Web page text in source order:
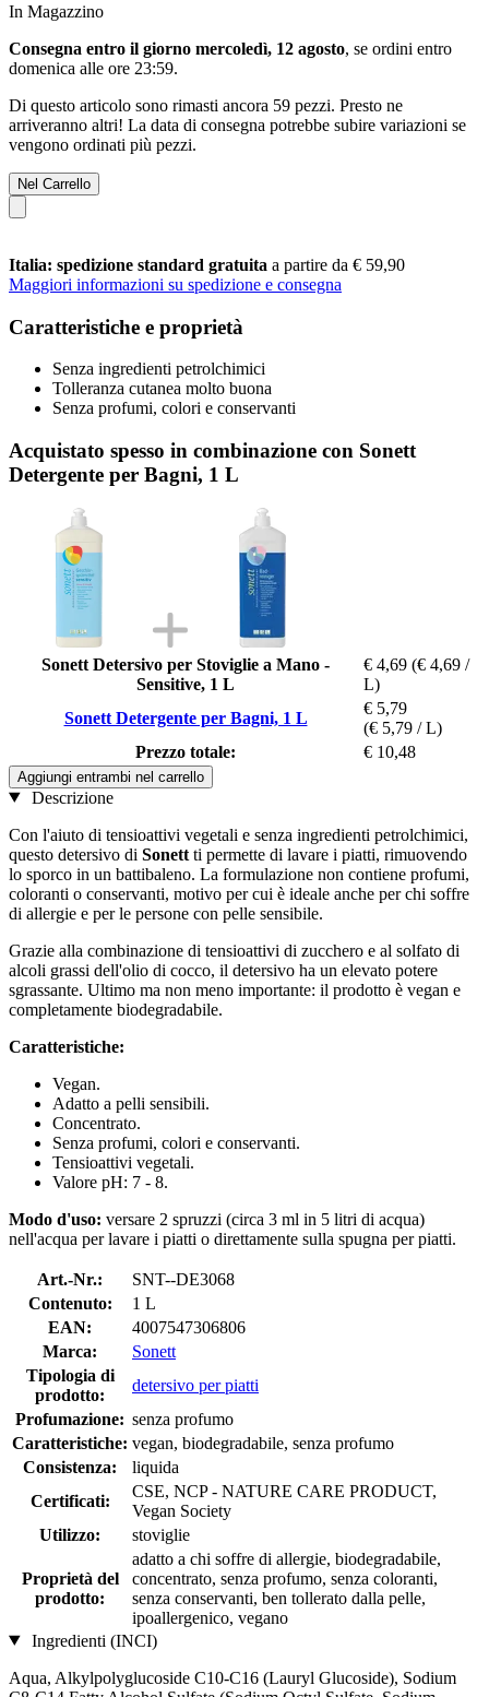
In Magazzino
Consegna entro il giorno mercoledì, 12 agosto, se ordini entro
domenica alle ore 23:59.
Di questo articolo sono rimasti ancora 59 pezzi. Presto ne
arriveranno altri! La data di consegna potrebbe subire variazioni se
vengono ordinati più pezzi.
Nel Carrello
Italia: spedizione standard gratuita a partire da € 59,90
Maggiori informazioni su spedizione e consegna
Caratteristiche e proprietà
Senza ingredienti petrolchimici
Tolleranza cutanea molto buona
Senza profumi, colori e conservanti
Acquistato spesso in combinazione con Sonett
Detergente per Bagni, 1 L
Sonett Detersivo per Stoviglie a Mano -
Sensitive, 1 L
€ 4,69 (€ 4,69 /
L)
Sonett Detergente per Bagni, 1 L
€ 5,79
(€ 5,79 / L)
Prezzo totale:
€ 10,48
Aggiungi entrambi nel carrello
Descrizione
Con l'aiuto di tensioattivi vegetali e senza ingredienti petrolchimici,
questo detersivo di Sonett ti permette di lavare i piatti, rimuovendo
lo sporco in un battibaleno. La formulazione non contiene profumi,
coloranti o conservanti, motivo per cui è ideale anche per chi soffre
di allergie e per le persone con pelle sensibile.
Grazie alla combinazione di tensioattivi di zucchero e al solfato di
alcoli grassi dell'olio di cocco, il detersivo ha un elevato potere
sgrassante. Ultimo ma non meno importante: il prodotto è vegan e
completamente biodegradabile.
Caratteristiche:
Vegan.
Adatto a pelli sensibili.
Concentrato.
Senza profumi, colori e conservanti.
Tensioattivi vegetali.
Valore pH: 7 - 8.
Modo d'uso: versare 2 spruzzi (circa 3 ml in 5 litri di acqua)
nell'acqua per lavare i piatti o direttamente sulla spugna per piatti.
Art.-Nr.:
SNT--DE3068
Contenuto:
1 L
EAN:
4007547306806
Marca:
Sonett
Tipologia di
prodotto:
detersivo per piatti
Profumazione: senza profumo
Caratteristiche: vegan, biodegradabile, senza profumo
Consistenza:
liquida
Certificati:
CSE, NCP - NATURE CARE PRODUCT,
Vegan Society
Utilizzo:
stoviglie
Proprietà del
prodotto:
adatto a chi soffre di allergie, biodegradabile,
concentrato, senza profumo, senza coloranti,
senza conservanti, ben tollerato dalla pelle,
ipoallergenico, vegano
Ingredienti (INCI)
Aqua, Alkylpolyglucoside C10-C16 (Lauryl Glucoside), Sodium